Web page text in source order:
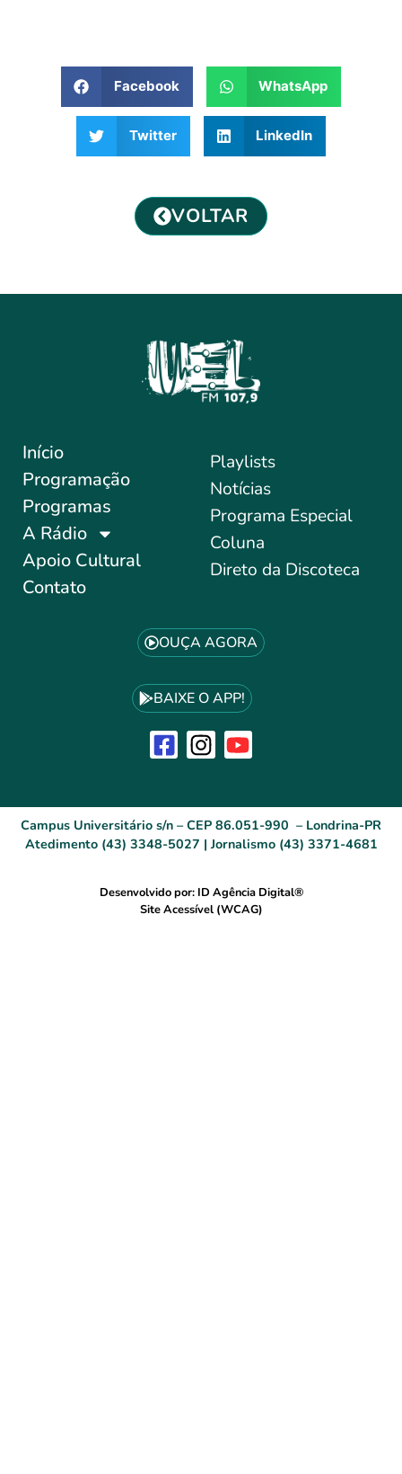
Facebook WhatsApp
Twitter LinkedIn
VOLTAR
Início
Programação
Programas
A Rádio
Apoio Cultural
Contato
Playlists
Notícias
Programa Especial
Coluna
Direto da Discoteca
OUÇA AGORA
BAIXE O APP!
Campus Universitário s/n – CEP 86.051-990 – Londrina-PR
Atedimento (43) 3348-5027 | Jornalismo (43) 3371-4681
Desenvolvido por: ID Agência Digital®
Site Acessível (WCAG)